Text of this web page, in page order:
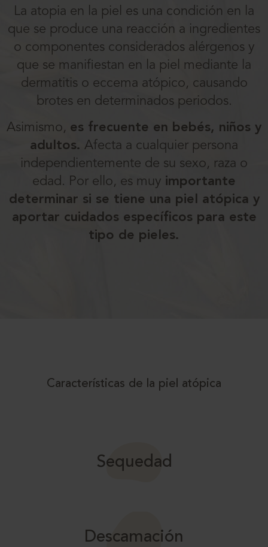
La atopia en la piel es una condición en la
que se produce una reacción a ingredientes
o componentes considerados alérgenos y
que se manifiestan en la piel mediante la
dermatitis o eccema atópico, causando
brotes en determinados periodos.
Asimismo, es frecuente en bebés, niños y
adultos. Afecta a cualquier persona
independientemente de su sexo, raza o
edad. Por ello, es muy importante
determinar si se tiene una piel atópica y
aportar cuidados específicos para este
tipo de pieles.
Características de la piel atópica
Sequedad
Descamación